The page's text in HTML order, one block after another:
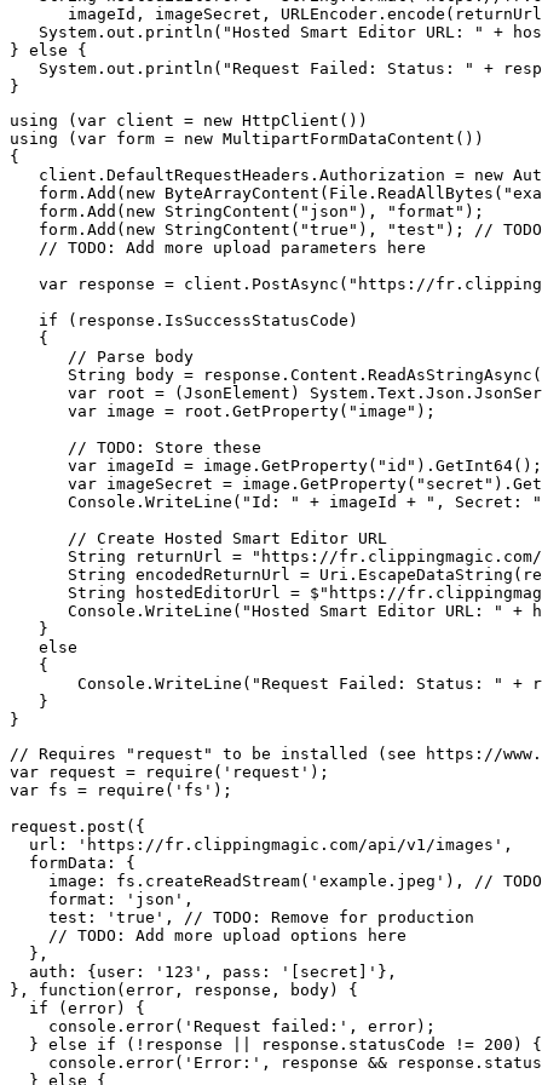
imageId, imageSecret,
System.out.println("Hosted Smart Editor URL: " +
} else {
System.out.println("Request Failed: Status: " +
using (var client = new HttpClient())
using (var form = new MultipartFormDataContent())
{
client.DefaultRequestHeaders.Authorization = new
form.Add(new
   form.Add(new StringContent("json"), "format");
form.Add(new StringContent("true"), "test"); //
   // TODO: Add more upload parameters here
var response = client.PostAsync("https://
   if (response.IsSuccessStatusCode)
   {
      // Parse body
String body =
var root = (JsonElement)
      var image = root.GetProperty("image");
      // TODO: Store these
      var imageId = image.GetProperty("id").GetInt64();
var imageSecret =
Console.WriteLine("Id: " + imageId + ", Secret:
      // Create Hosted Smart Editor URL
String returnUrl = "https://
String encodedReturnUrl =
String hostedEditorUrl = $"https://
Console.WriteLine("Hosted Smart Editor URL: " +
   }
   else
   {
Console.WriteLine("Request Failed: Status: " +
   }
// Requires "request" to be installed (see https://
var request = require('request');
var fs = require('fs');
request.post({
  url: 'https://fr.clippingmagic.com/api/v1/images',
  formData: {
image: fs.createReadStream('example.jpeg'), //
    format: 'json',
    test: 'true', // TODO: Remove for production
    // TODO: Add more upload options here
  },
  auth: {user: '123', pass: '[secret]'},
}, function(error, response, body) {
  if (error) {
    console.error('Request failed:', error);
  } else if (!response || response.statusCode != 200) {
console.error('Error:', response &&
  } else {